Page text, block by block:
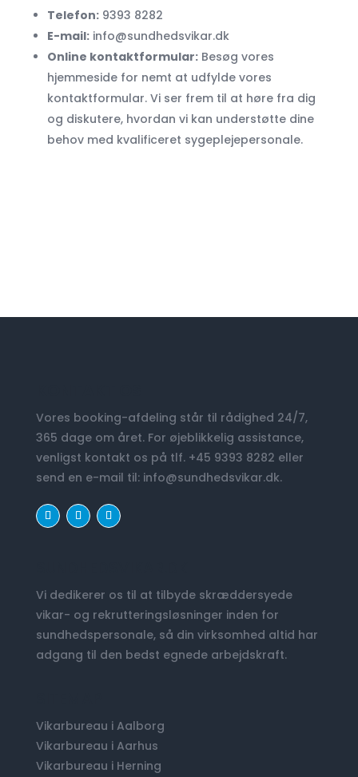
Telefon:9393 8282
E-mail: info@sundhedsvikar.dk
Online kontaktformular:Besøg vores
hjemmeside for nemt at udfylde vores
kontaktformular. Vi ser frem til at høre fra dig
og diskutere, hvordan vi kan understøtte dine
behov med kvalificeret sygeplejepersonale.
Vores booking-afdeling står til rådighed 24/7,
365 dage om året. For øjeblikkelig assistance,
venligst kontakt os på tlf. +45 9393 8282 eller
send en e-mail til: info@sundhedsvikar.dk.
Vi dedikerer os til at tilbyde skræddersyede
vikar- og rekrutteringsløsninger inden for
sundhedspersonale, så din virksomhed altid har
adgang til den bedst egnede arbejdskraft.
Vikarbureau i Aalborg
Vikarbureau i Aarhus
Vikarbureau i Herning